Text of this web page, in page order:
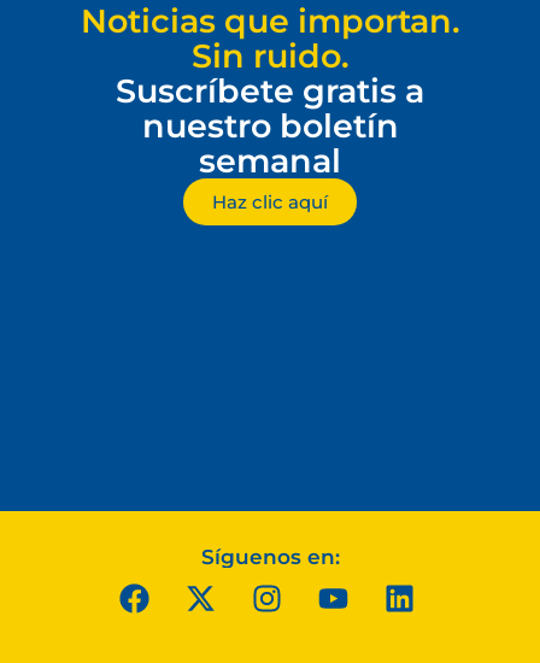
Noticias que importan.
Sin ruido.
Suscríbete gratis a
nuestro boletín
semanal
Haz clic aquí
Síguenos en: